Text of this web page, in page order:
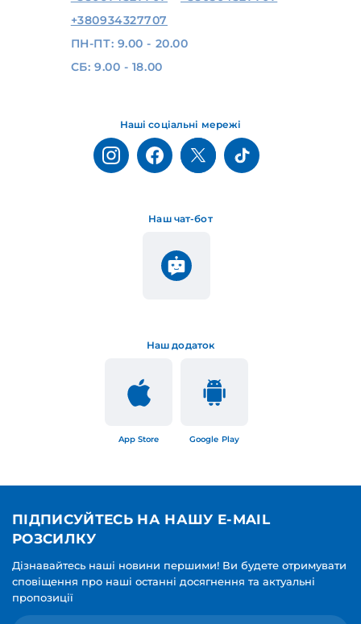
Наш додаток
App Store Google Play
Наш чат-бот
Наші соціальні мережі
+380934327707
ПН-ПТ: 9.00 - 20.00
СБ: 9.00 - 18.00
ПІДПИСУЙТЕСЬ НА НАШУ E-MAIL
РОЗСИЛКУ
Дізнавайтесь наші новини першими! Ви будете отримувати
сповіщення про наші останні досягнення та актуальні
пропозиції